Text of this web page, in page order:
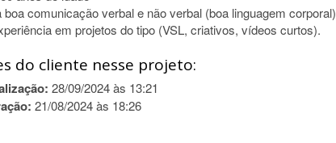
boa comunicação verbal e não verbal (boa linguagem corporal)
em projetos do tipo (VSL, criativos, vídeos curtos).
do cliente nesse projeto:
28/09/2024 às 13:21
21/08/2024 às 18:26